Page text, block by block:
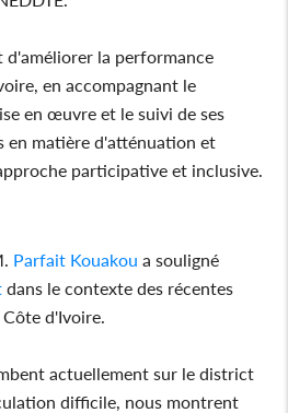
la performance
en accompagnant le
en œuvre et le suivi de ses
en matière d'atténuation et
participative et inclusive.
Parfait Kouakou a souligné
dans le contexte des récentes
d'Ivoire.
actuellement sur le district
difficile, nous montrent